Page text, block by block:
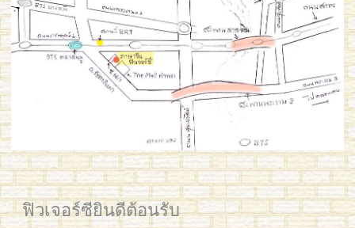
ฟิวเจอร์ซียินดีต้อนรับ